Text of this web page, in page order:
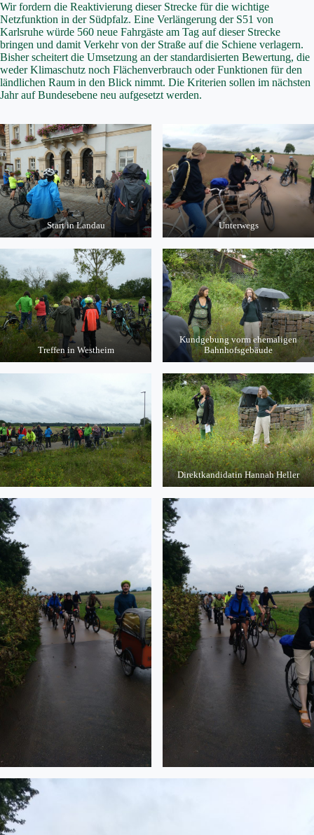
Wir fordern die Reaktivierung dieser Strecke für die wichtige
Netzfunktion in der Südpfalz. Eine Verlängerung der S51 von
Karlsruhe würde 560 neue Fahrgäste am Tag auf dieser Strecke
bringen und damit Verkehr von der Straße auf die Schiene verlagern.
Bisher scheitert die Umsetzung an der standardisierten Bewertung, die
weder Klimaschutz noch Flächenverbrauch oder Funktionen für den
ländlichen Raum in den Blick nimmt. Die Kriterien sollen im nächsten
Jahr auf Bundesebene neu aufgesetzt werden.
Start in Landau Unterwegs
Treffen in Westheim
Kundgebung vorm ehemaligen
Bahnhofsgebäude
Direktkandidatin Hannah Heller